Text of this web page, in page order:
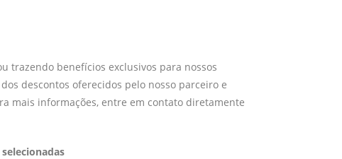
trazendo benefícios exclusivos para nossos
descontos oferecidos pelo nosso parceiro e
mais informações, entre em contato diretamente